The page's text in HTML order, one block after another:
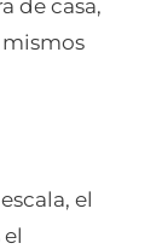
de casa,
mismos
el